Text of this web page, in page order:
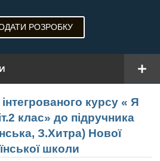
РОЗРОБКУ
курсу « Я
клас» до підручника
З.Хитра) Нової
школи